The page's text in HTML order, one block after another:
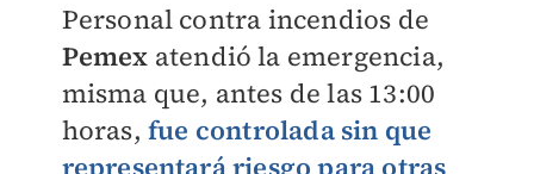
Personal contra incendios de
Pemex atendió la emergencia,
misma que, antes de las 13:00
horas, fue controlada sin que
representará riesgo para otras